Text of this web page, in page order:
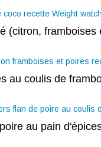
(citron, framboises
au coulis de
au pain